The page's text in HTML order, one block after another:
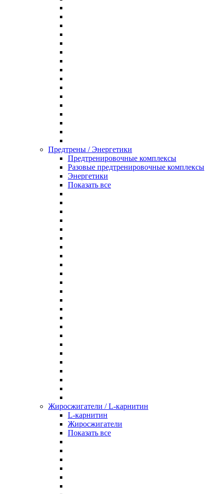
Предтрены / Энергетики
Предтренировочные комплексы
Разовые предтренировочные комплексы
Энергетики
Показать все
Жиросжигатели / L-карнитин
L-карнитин
Жиросжигатели
Показать все